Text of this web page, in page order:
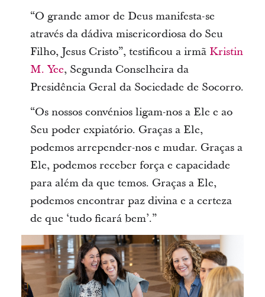
“O grande amor de Deus manifesta-se
através da dádiva misericordiosa do Seu
Filho, Jesus Cristo”, testificou a irmã Kristin
M. Yee, Segunda Conselheira da
Presidência Geral da Sociedade de Socorro.
“Os nossos convénios ligam-nos a Ele e ao
Seu poder expiatório. Graças a Ele,
podemos arrepender-nos e mudar. Graças a
Ele, podemos receber força e capacidade
para além da que temos. Graças a Ele,
podemos encontrar paz divina e a certeza
de que ‘tudo ficará bem’.”